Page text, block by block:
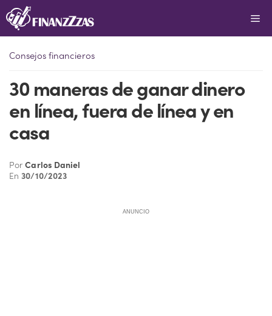
Saltar
al
Consejos financieros
30 maneras de ganar dinero
en línea, fuera de línea y en
casa
PorCarlos Daniel
En30/10/2023
ANUNCIO